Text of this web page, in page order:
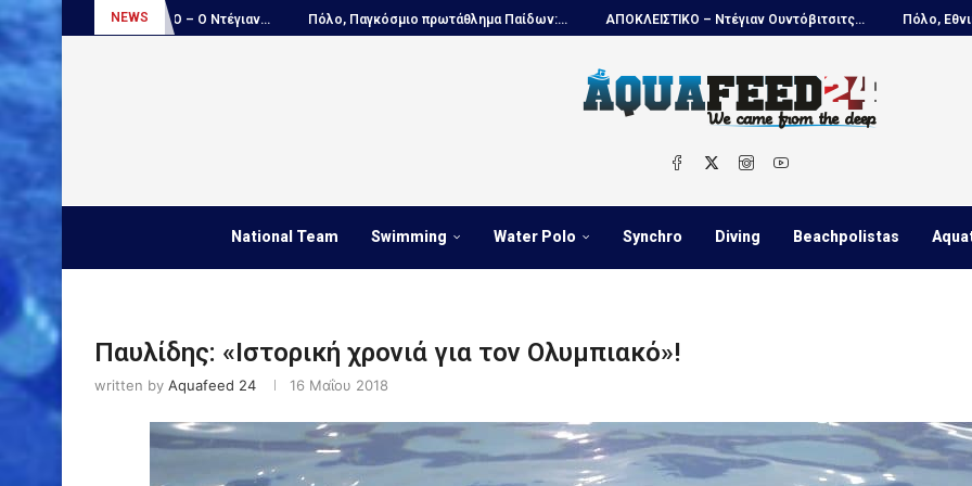
NEWS
– Ο Ντέγιαν... Πόλο, Παγκόσμιο πρωτάθλημα Παίδων:... ΑΠΟΚΛΕΙΣΤΙΚΟ – Ντέγιαν Ουντόβιτσιτς... Πόλο, Εθνική Νέων
National Team Swimming Water Polo Synchro Diving Beachpolistas
Παυλίδης: «Ιστορική χρονιά για τον Ολυμπιακό»!
written by Aquafeed 24 16 Μαΐου 2018